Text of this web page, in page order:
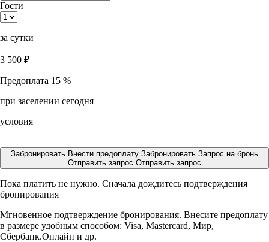
Гости
за сутки
3 500 ₽
Предоплата 15 %
при заселении сегодня
условия
Забронировать Внести предоплату Забронировать Запрос на бронь
Отправить запрос Отправить запрос
Пока платить не нужно. Сначала дождитесь подтверждения
бронирования
Мгновенное подтверждение бронирования. Внесите предоплату
в размере удобным способом: Visa, Mastercard, Мир,
Сбербанк.Онлайн и др.